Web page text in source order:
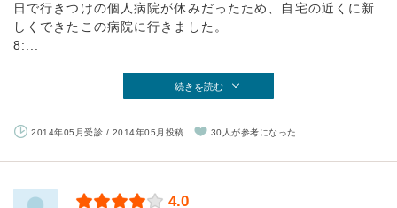
日で行きつけの個人病院が休みだったため、自宅の近くに新
しくできたこの病院に行きました。
8:...
続きを読む
2014年05月受診 / 2014年05月投稿 30人が参考になった
4.0